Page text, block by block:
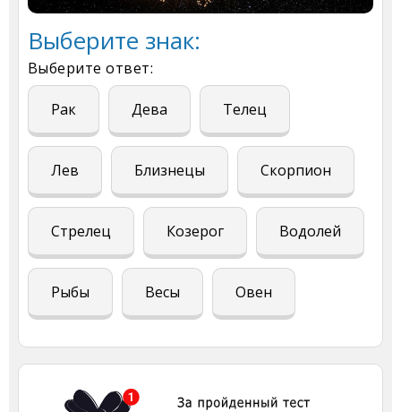
Выберите знак:
Выберите ответ:
Рак Дева Телец
Лев Близнецы Скорпион
Стрелец Козерог Водолей
Рыбы Весы Овен